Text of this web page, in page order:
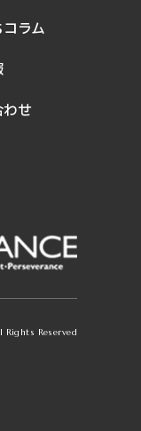
ラム
せ
Rights Reserved